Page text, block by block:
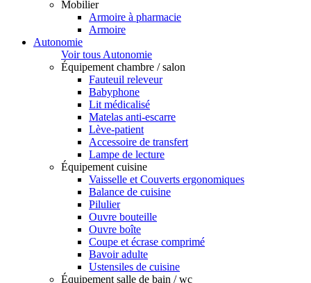
Mobilier
Armoire à pharmacie
Armoire
Autonomie
Voir tous Autonomie
Équipement chambre / salon
Fauteuil releveur
Babyphone
Lit médicalisé
Matelas anti-escarre
Lève-patient
Accessoire de transfert
Lampe de lecture
Équipement cuisine
Vaisselle et Couverts ergonomiques
Balance de cuisine
Pilulier
Ouvre bouteille
Ouvre boîte
Coupe et écrase comprimé
Bavoir adulte
Ustensiles de cuisine
Équipement salle de bain / wc